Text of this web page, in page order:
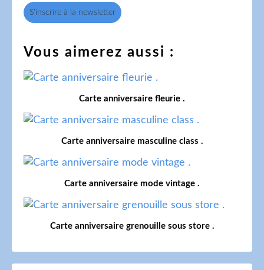
S'inscrire à la newsletter
Vous aimerez aussi :
Carte anniversaire fleurie .
Carte anniversaire masculine class .
Carte anniversaire mode vintage .
Carte anniversaire grenouille sous store .